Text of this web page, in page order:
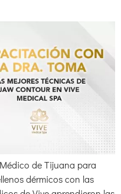
de Tijuana para
dérmicos con las